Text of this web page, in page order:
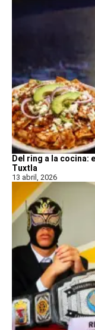
Del ring a la cocina:
Tuxtla
13 abril, 2026